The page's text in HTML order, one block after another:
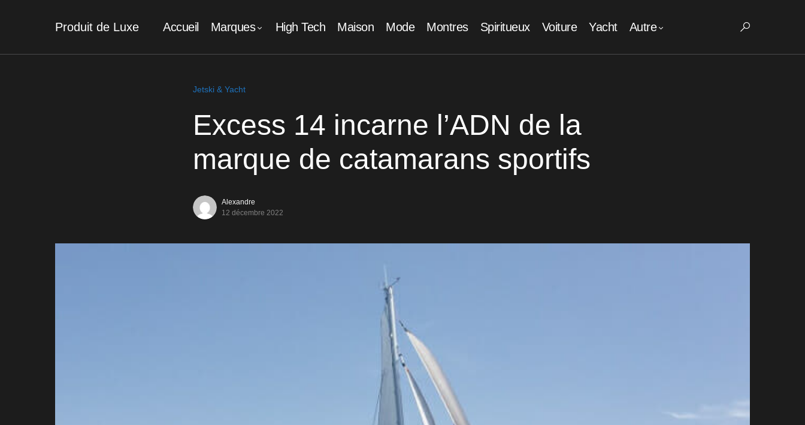
Produit de Luxe Accueil Marques High Tech Maison Mode Montres Spiritueux Voiture Yacht Autre
Jetski & Yacht
Excess 14 incarne l’ADN de la
marque de catamarans sportifs
Alexandre
12 décembre 2022